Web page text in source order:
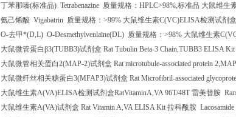
丁苯那嗪(标准品) Tetrabenazine 质量规格： HPLC>98%,标准品 大鼠维生
氨己烯酸 Vigabatrin 质量规格： >99% 大鼠维生素C(VC)ELISA检测试剂盒
O-去甲*(D,L) O-Desmethylvenlaine(DL) 质量规格： >98% 大鼠维生素
大鼠微管蛋白β3(TUBB3)试剂盒 Rat Tubulin Beta-3 Chain,TUBB3 ELISA Kit
大鼠微管相关蛋白2(MAP-2)试剂盒 Rat microtubule-associated protein
大鼠微纤丝相关糖蛋白3(MFAP3)试剂盒 Rat Microfibril-associated
大鼠维生素A(VA)ELISA检测试剂盒RatVitaminA,VA 96T/48T 雷美替胺
大鼠维生素A(VA)试剂盒 Rat Vitamin A,VA ELISA Kit 拉科酰胺 Lacosamide